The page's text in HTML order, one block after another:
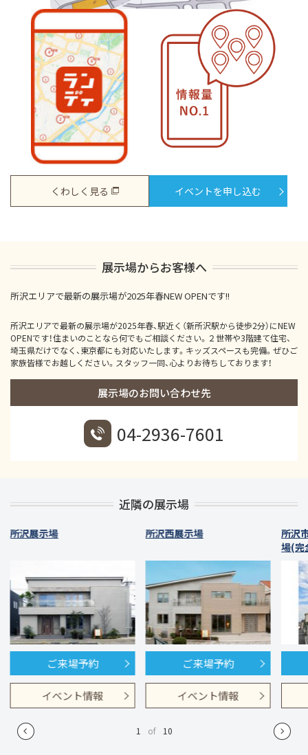
くわしく見る イベントを申し込む
展示場からお客様へ
所沢エリアで最新の展示場が2025年春NEW OPENです!!
所沢エリアで最新の展示場が2025年春、駅近く（新所沢駅から徒歩2分）にNEW
OPENです！住まいのことなら何でもご相談ください。２世帯や3階建て住宅、
埼玉県だけでなく、東京都にも対応いたします。キッズスペースも完備。ぜひご
家族皆様でお越しください。スタッフ一同、心よりお待ちしております！
展示場のお問い合わせ先
04-2936-7601
近隣の展示場
所沢展示場
ご来場予約
イベント情報
所沢西展示場
ご来場予約
イベント情報
所沢
場(完
1 of 10